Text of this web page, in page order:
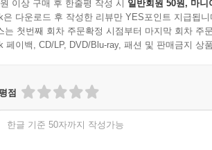
이상 구매 후 한줄평 작성 시 일반회원 50원, 마니
은 다운로드 후 작성한 리뷰만 YES포인트 지급됩니
는 첫번째 회차 주문확정 시점부터 마지막 회차 주
페이백, CD/LP, DVD/Blu-ray, 패션 및 판매금지 상
점
한글 기준 50자까지 작성가능